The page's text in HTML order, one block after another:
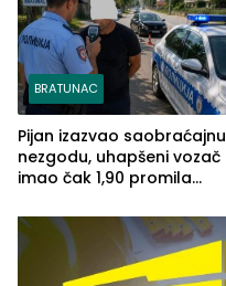
BRATUNAC
Pijan izazvao saobraćajnu
nezgodu, uhapšeni vozač
imao čak 1,90 promila